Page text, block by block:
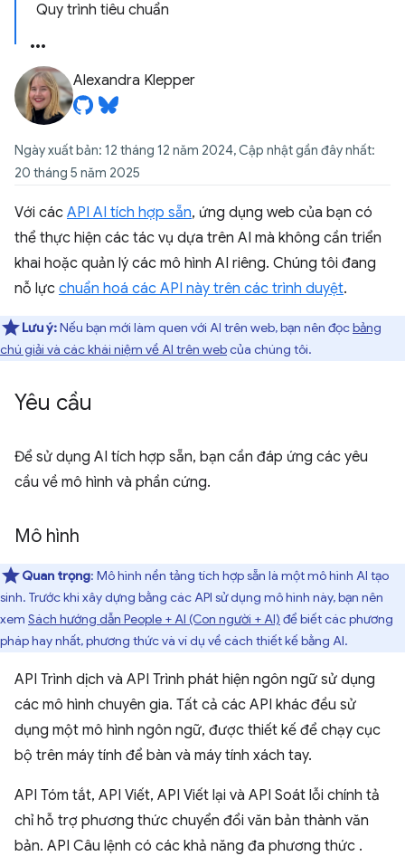
Quy trình tiêu chuẩn
Alexandra Klepper
Ngày xuất bản: 12 tháng 12 năm 2024, Cập nhật gần đây nhất:
20 tháng 5 năm 2025
Với các API AI tích hợp sẵn, ứng dụng web của bạn có
thể thực hiện các tác vụ dựa trên AI mà không cần triển
khai hoặc quản lý các mô hình AI riêng. Chúng tôi đang
nỗ lực chuẩn hoá các API này trên các trình duyệt.
Lưu ý:Nếu bạn mới làm quen với AI trên web, bạn nên đọcbảng
chú giải và các khái niệm về AI trên webcủa chúng tôi.
Yêu cầu
Để sử dụng AI tích hợp sẵn, bạn cần đáp ứng các yêu
cầu về mô hình và phần cứng.
Mô hình
Quan trọng: Mô hình nền tảng tích hợp sẵn là một mô hình AI tạo
sinh. Trước khi xây dựng bằng các API sử dụng mô hình này, bạn nên
xem Sách hướng dẫn People + AI (Con người + AI) để biết các phương
pháp hay nhất, phương thức và ví dụ về cách thiết kế bằng AI.
API Trình dịch và API Trình phát hiện ngôn ngữ sử dụng
các mô hình chuyên gia. Tất cả các API khác đều sử
dụng một mô hình ngôn ngữ, được thiết kế để chạy cục
bộ trên máy tính để bàn và máy tính xách tay.
API Tóm tắt, API Viết, API Viết lại và API Soát lỗi chính tả
chỉ hỗ trợ phương thức chuyển đổi văn bản thành văn
bản. API Câu lệnh có các khả năng đa phương thức .